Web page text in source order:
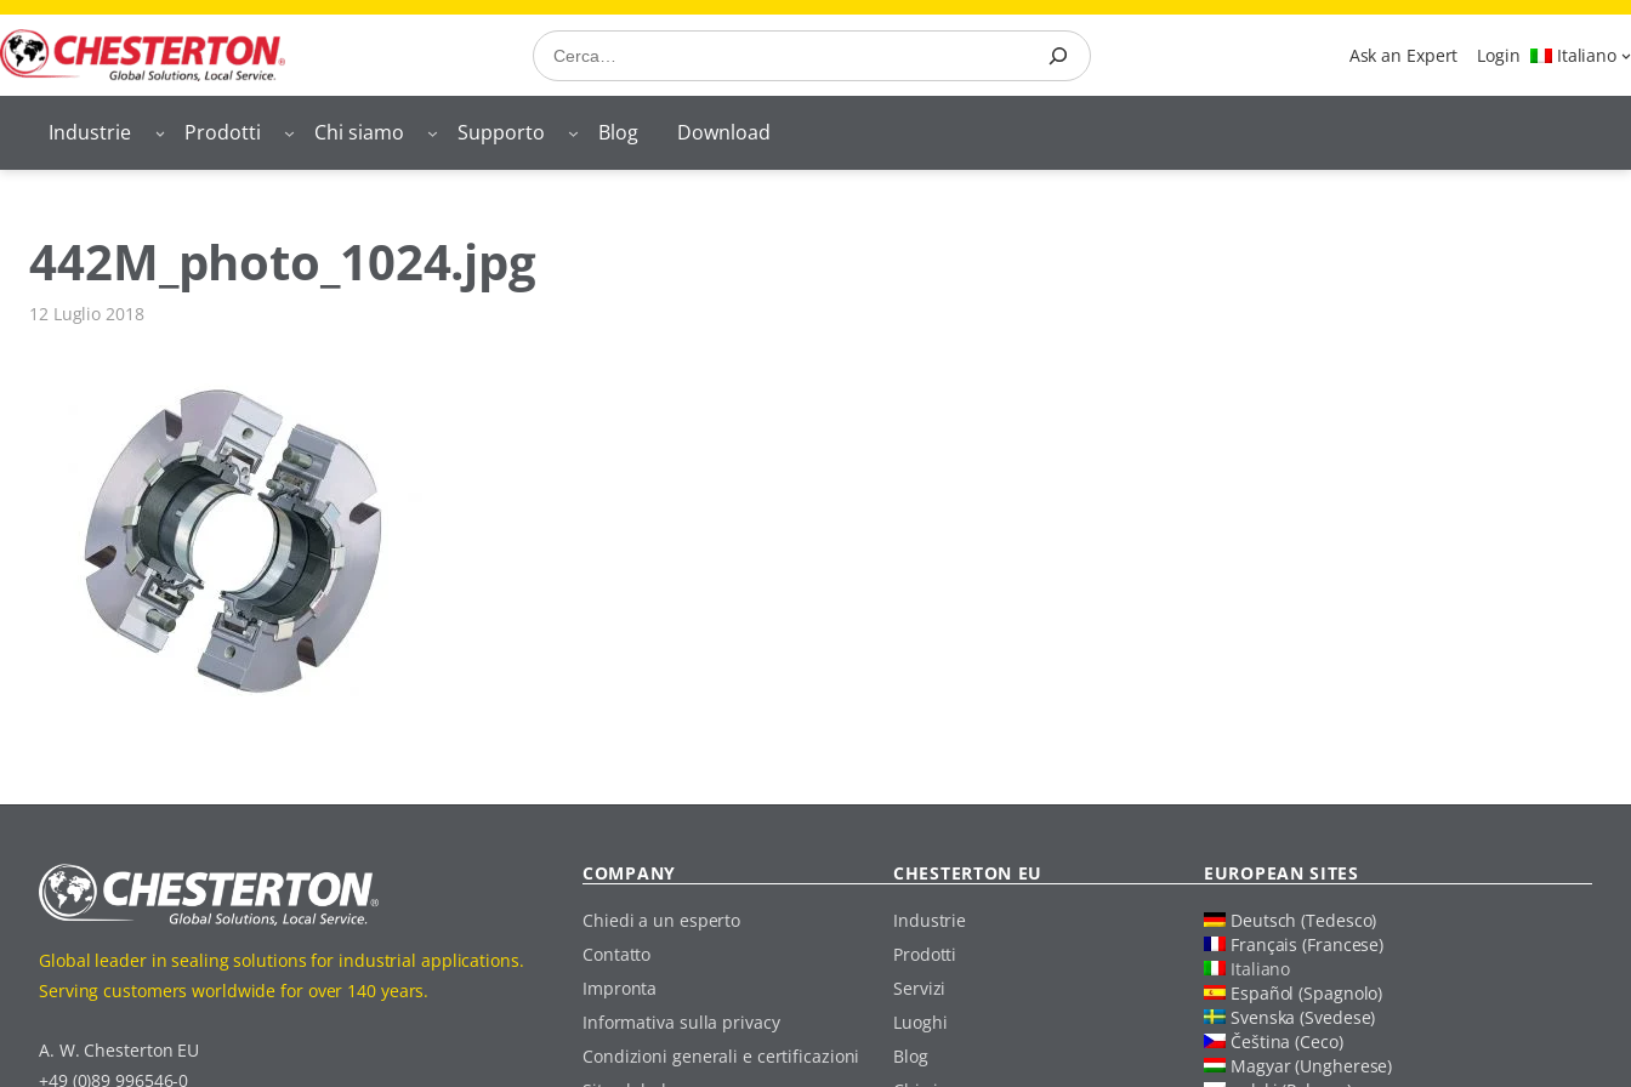
Vai
al
contenuto
Search Ask an Expert Login Italiano
Industrie Prodotti Chi siamo Supporto Blog Download
442M_photo_1024.jpg
12 Luglio 2018
Global leader in sealing solutions for industrial applications.
Serving customers worldwide for over 140 years.
A. W. Chesterton EU
+49 (0)89 996546-0
COMPANY
Chiedi a un esperto
Contatto
Impronta
Informativa sulla privacy
Condizioni generali e certificazioni
CHESTERTON EU
Industrie
Prodotti
Servizi
Luoghi
Blog
EUROPEAN SITES
Deutsch (Tedesco)
Français (Francese)
Italiano
Español (Spagnolo)
Svenska (Svedese)
Čeština (Ceco)
Magyar (Ungherese)